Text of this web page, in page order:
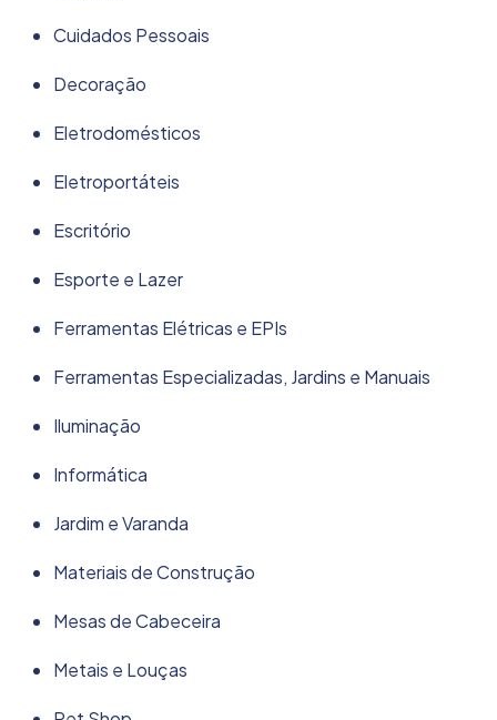
Cuidados Pessoais
Decoração
Eletrodomésticos
Eletroportáteis
Escritório
Esporte e Lazer
Ferramentas Elétricas e EPIs
Ferramentas Especializadas, Jardins e Manuais
Iluminação
Informática
Jardim e Varanda
Materiais de Construção
Mesas de Cabeceira
Metais e Louças